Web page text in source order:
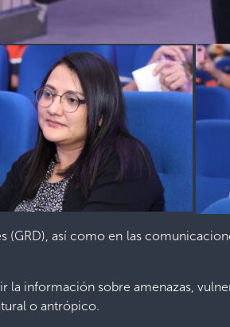
(GRD), así como en las
la información sobre amenazas,
o antrópico.